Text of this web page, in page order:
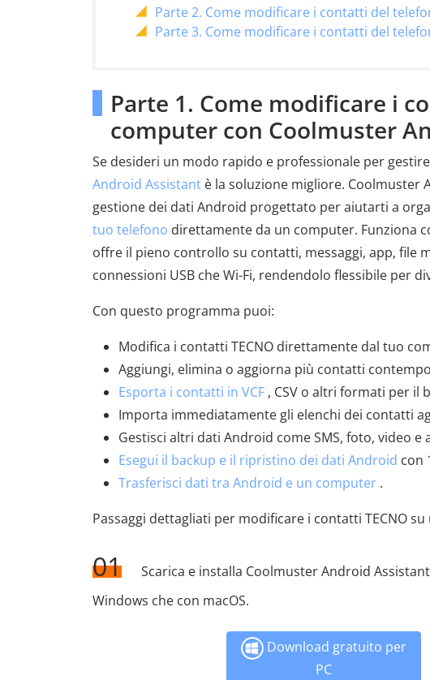
Parte 2. Come modificare i contatti del
Parte 3. Come modificare i contatti del
Parte 1. Come modificare i
computer con Coolmuster
Se desideri un modo rapido e professionale per
Android Assistant è la soluzione migliore.
gestione dei dati Android progettato per aiutarti a
tuo telefono direttamente da un computer. Funziona
offre il pieno controllo su contatti, messaggi, app, file
connessioni USB che Wi-Fi, rendendolo flessibile per
Con questo programma puoi:
Modifica i contatti TECNO direttamente dal tuo
Aggiungi, elimina o aggiorna più contatti
Esporta i contatti in VCF , CSV o altri formati per il
Importa immediatamente gli elenchi dei contatti
Gestisci altri dati Android come SMS, foto, video e
Esegui il backup e il ripristino dei dati Android con
Trasferisci dati tra Android e un computer .
Passaggi dettagliati per modificare i contatti TECNO
01
Scarica e installa Coolmuster Android
Windows che con macOS.
Download gratuito per
PC